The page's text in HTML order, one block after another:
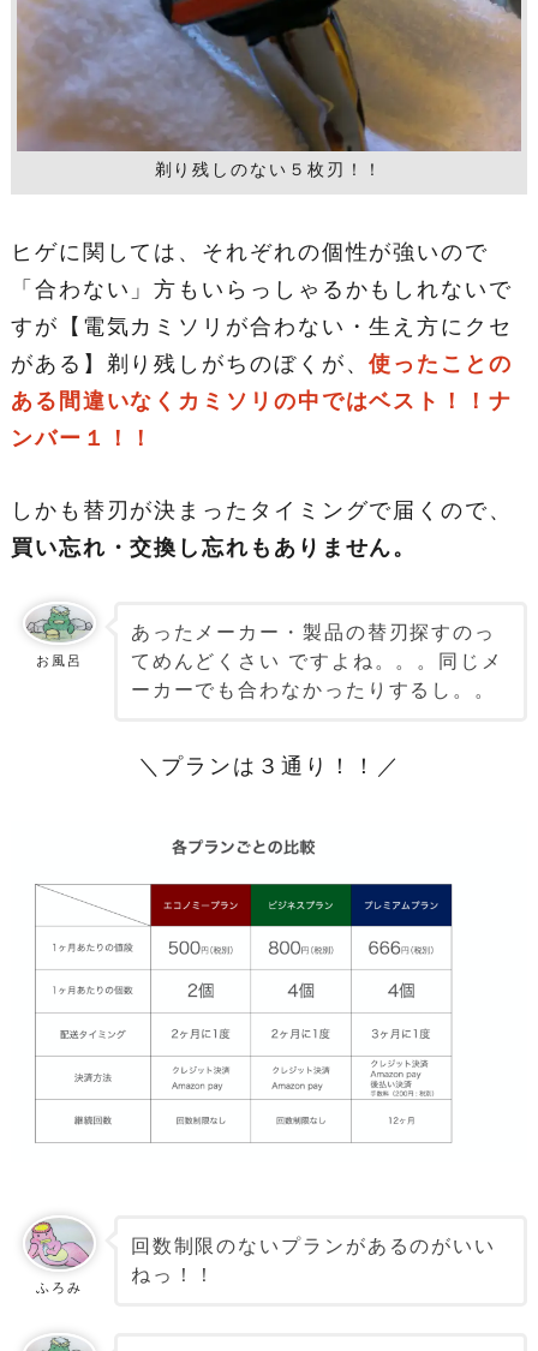
剃り残しのない５枚刃！！
ヒゲに関しては、それぞれの個性が強いので
「合わない」方もいらっしゃるかもしれないで
すが【電気カミソリが合わない・生え方にクセ
がある】剃り残しがちのぼくが、使ったことの
ある間違いなくカミソリの中ではベスト！！ナ
ンバー１！！
しかも替刃が決まったタイミングで届くので、
買い忘れ・交換し忘れもありません。
お風呂
あったメーカー・製品の替刃探すのっ
てめんどくさい ですよね。。。同じメ
ーカーでも合わなかったりするし。。
＼プランは３通り！！／
ふろみ
回数制限のないプランがあるのがいい
ねっ！！